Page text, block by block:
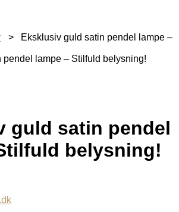
> Eksklusiv guld satin pendel lampe –
pendel lampe – Stilfuld belysning!
guld satin pendel
belysning!